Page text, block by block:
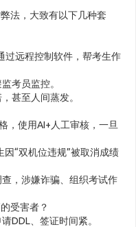
法，大致有以下几种套
过远程控制软件，帮考生作
考员监控。
甚至人间蒸发。
，使用AI+人工审核，一旦
“双机位违规”被取消成绩
，涉嫌诈骗、组织考试作
受害者？
DDL、签证时间紧。